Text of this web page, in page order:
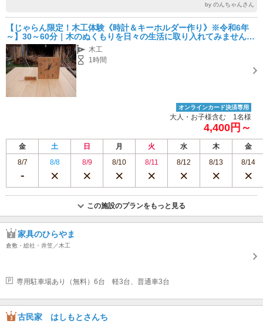
by のんちゃんさん
【じゃらん限定！木工体験《時計＆キーホルダー作り》※令和6年
～】30～60分｜木のぬくもりを日々の生活に取り入れてみません
か？カンナ屑の入浴アイテムもプレゼント《ファミリー/初めての方
もおススメ》
木工
1時間
オンラインカード決済専用
大人・お子様含む 1名様
4,400円～
金 土 日 月 火 水 木
金
8/7
8/8 8/9 8/10 8/11 8/12 8/13 8/14
この施設のプランをもっと見る
家具のひらやま
倉敷・総社・井笠／木工
専用駐車場あり（無料）6台 軽3台、普通車3台
古民家 はしもとさんち